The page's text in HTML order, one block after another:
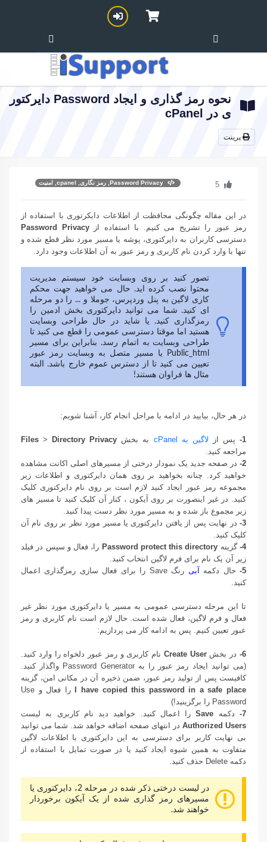
نحوه رمز گذاری و ایجاد Password دایرکتور
ی در cPanel
پرینت
Password Privacy, رمز نگاری, cpanel, امنیت 5
در این مقاله چگونگی محافظت از اطلاعات دایکرتوری با استفاده از
رمز عبور را تشریح می کنیم. با استفاده ازPassword Privacy
دسترسی کاربران به دایرکتوری، پوشه یا مسیر مورد نظر قطع شده و
تنها با وارد کردن نام کاربری و رمز عبور به آن اطلاعات وجود دارد.
تصور کنید بر روی وبسایت خود سیستم مدیریت
محتوا نصب کرده اید. حال می خواهید جهت محکم
کاری لاگین به پنل وردپرس، جوملا و ... را دو مرحله
ای کنید. شما می توانید دایرکتوری بخش ادمین را
رمزگذاری کنید. یا شاید در حال طراحی وبسایت
هستید اما موقتا دسترسی عمومی را قطع می کنید تا
طراحی وبسایت به اتمام رسد. بنابراین برای مسیر
Public_html یا مسیر متصل به وبسایت رمز عبور
تعیین می کنید تا از دسترس عموم خارج باشد. البته
مثال ها فراوان هستند!
در هر حال، بیایید در ادامه با مراحل انجام کار، آشنا شویم:
1- پس ازلاگین به cPanel به بخش Files >
Directory Privacy
مراجعه کنید.
2- در صفحه جدید یک نمودار درختی از مسیرهای اصلی اکانت مشاهده
خواهید کرد. چنانه بخواهید بر روی همان دایرکتوری و اطلاعات زیر
مجموعه رمز عبور ایجاد کنید لازم است بر روی نام دایرکتوری کلیک
کنید. در غیر اینصورت بر روی آیکون ، کنار آن کلیک کنید تا مسیر های
زیر مجموع باز شده و به مسیر مورد نظر دست پیدا کنید.
3- در نهایت پس از یافتن دایرکتوری یا مسیر مورد نظر بر روی نام آن
کلیک کنید.
4- گزینه Password protect this directory را، فعال و سپس در فیلد
زیر آن یک نام برای فرم لاگین انتخاب کنید.
5- حال دکمه آبی
رنگ Save را برای فعال سازی رمزگذاری اعمال
کنید.
تا این مرحله دسترسی عمومی به مسیر یا دایرکتوری مورد نظر غیر
فعال و فرم لاگین، فعال شده است. حال لازم است نام کاربری و رمز
عبور تعیین کنیم. پس به ادامه کار می پردازیم:
6- در بخشCreate User نام کاربری و رمز عبور دلخواه را وارد کنید.
(می توانید ایجاد رمز عبور را به Password Generator واگذار کنید.
کافیست پس از تولید رمز عبور، ضمن ذخیره آن در مکانی امن، گزینه
I have copied this password in a safe place
را فعال و Use
Password را برگزینید!)
7- دکمه Saveرا اعمال کنید. خواهید دید نام کاربری به لیست
Authorized Users در انتهای صفحه اضافه خواهد شد. شما می توانید
بی نهایت کاربر برای دسترسی به این دایرکتوری با اطلاعات لاگین
متفاوت به همین شیوه ایجاد کنید یا در صورت تمایل با استفاده از
دکمه Delete حذف کنید.
در لیست درختی ذکر شده در مرحله 2، دایرکتوری یا
مسیرهای رمز گذاری شده از یک آیکون برخوردار
خواهند شد.